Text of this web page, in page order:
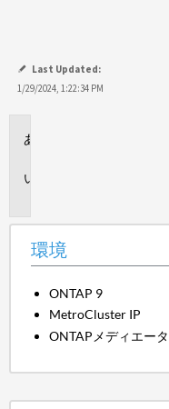
Last Updated:
1/29/2024, 1:22:34 PM
環境
ONTAP 9
MetroCluster IP
ONTAPメディエー